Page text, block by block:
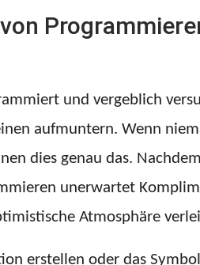
und vergeblich
aufmuntern. Wenn
dies genau das.
unerwartet
Atmosphäre
erstellen oder das Symbol